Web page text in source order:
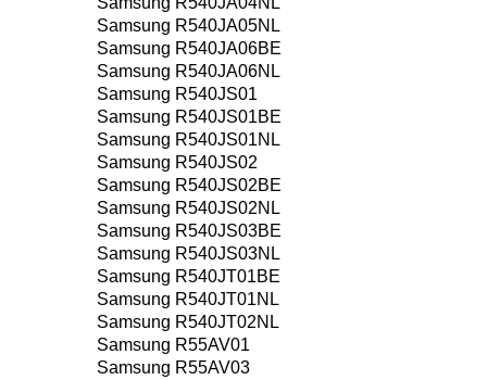
Samsung R540JA05NL
Samsung R540JA06BE
Samsung R540JA06NL
Samsung R540JS01
Samsung R540JS01BE
Samsung R540JS01NL
Samsung R540JS02
Samsung R540JS02BE
Samsung R540JS02NL
Samsung R540JS03BE
Samsung R540JS03NL
Samsung R540JT01BE
Samsung R540JT01NL
Samsung R540JT02NL
Samsung R55AV01
Samsung R55AV03